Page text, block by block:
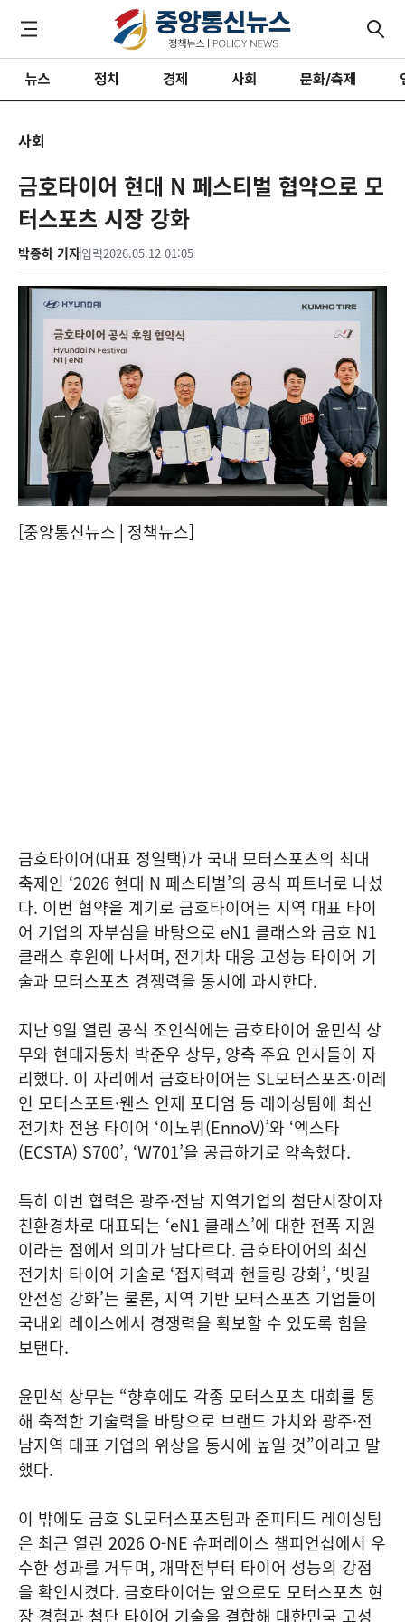
뉴스 정치 경제 사회 문화/축제
사회
금호타이어 현대 N 페스티벌 협약으로 모
터스포츠 시장 강화
박종하 기자입력2026.05.12 01:05
[중앙통신뉴스│정책뉴스]
금호타이어(대표 정일택)가 국내 모터스포츠의 최대
축제인 ‘2026 현대 N 페스티벌’의 공식 파트너로 나섰
다. 이번 협약을 계기로 금호타이어는 지역 대표 타이
어 기업의 자부심을 바탕으로 eN1 클래스와 금호 N1
클래스 후원에 나서며, 전기차 대응 고성능 타이어 기
술과 모터스포츠 경쟁력을 동시에 과시한다.
지난 9일 열린 공식 조인식에는 금호타이어 윤민석 상
무와 현대자동차 박준우 상무, 양측 주요 인사들이 자
리했다. 이 자리에서 금호타이어는 SL모터스포츠·이레
인 모터스포트·웬스 인제 포디엄 등 레이싱팀에 최신
전기차 전용 타이어 ‘이노뷔(EnnoV)’와 ‘엑스타
(ECSTA) S700’, ‘W701’을 공급하기로 약속했다.
특히 이번 협력은 광주·전남 지역기업의 첨단시장이자
친환경차로 대표되는 ‘eN1 클래스’에 대한 전폭 지원
이라는 점에서 의미가 남다르다. 금호타이어의 최신
전기차 타이어 기술로 ‘접지력과 핸들링 강화’, ‘빗길
안전성 강화’는 물론, 지역 기반 모터스포츠 기업들이
국내외 레이스에서 경쟁력을 확보할 수 있도록 힘을
보탠다.
윤민석 상무는 “향후에도 각종 모터스포츠 대회를 통
해 축적한 기술력을 바탕으로 브랜드 가치와 광주·전
남지역 대표 기업의 위상을 동시에 높일 것”이라고 말
했다.
이 밖에도 금호 SL모터스포츠팀과 준피티드 레이싱팀
은 최근 열린 2026 O-NE 슈퍼레이스 챔피언십에서 우
수한 성과를 거두며, 개막전부터 타이어 성능의 강점
을 확인시켰다. 금호타이어는 앞으로도 모터스포츠 현
장 경험과 첨단 타이어 기술을 결합해 대한민국 고성